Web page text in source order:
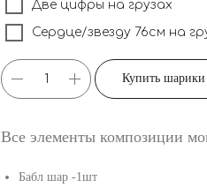
Две цифры на грузах
Сердце/звезду 76см на
Купить шарики
Все элементы композиции
Бабл шар -1шт